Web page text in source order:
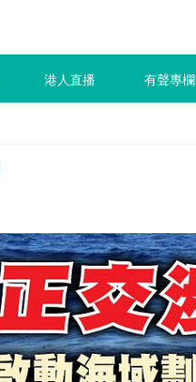
港人直播 有聲專欄